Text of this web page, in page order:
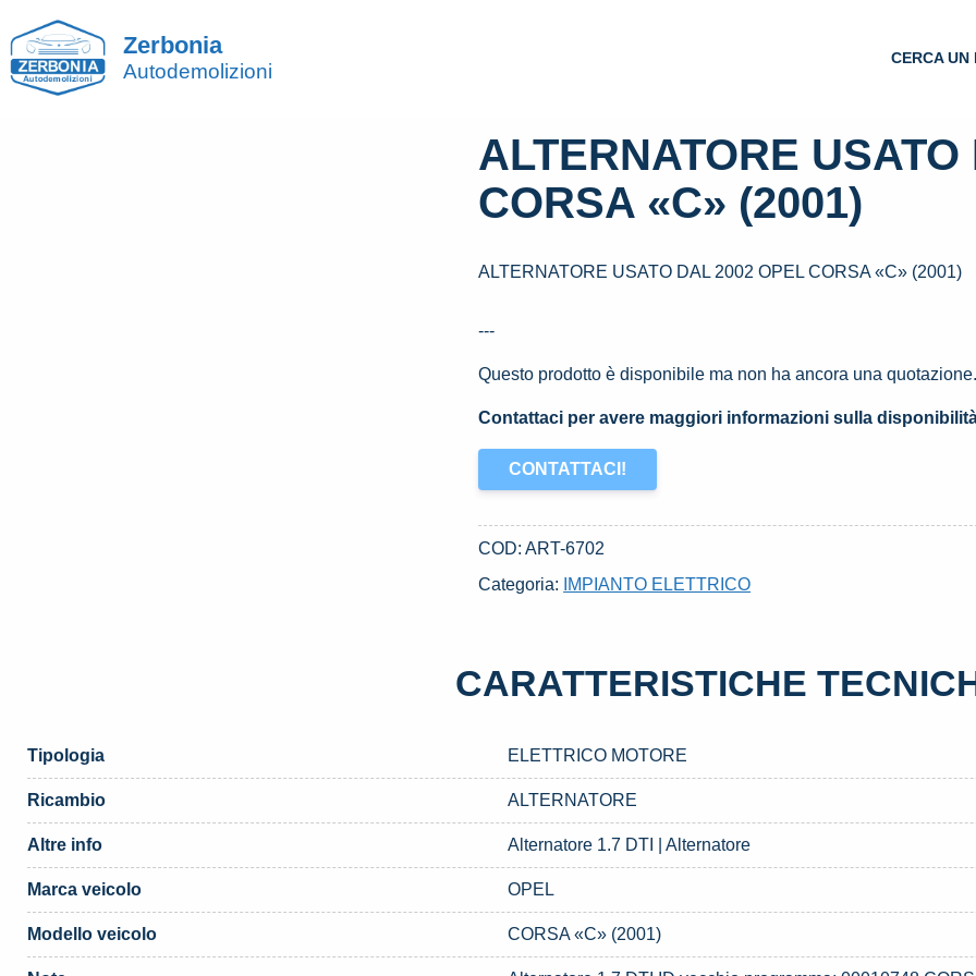
Zerbonia
Autodemolizioni
CERCA UN
ALTERNATORE
CORSA «C» (2001)
ALTERNATORE USATO DAL 2002 OPEL CORSA «C» (2001)
---
Questo prodotto è disponibile ma non ha ancora una
Contattaci per avere maggiori informazioni sulla
CONTATTACI!
COD:ART-6702
Categoria:
IMPIANTO ELETTRICO
CARATTERISTICHE
Tipologia ELETTRICO MOTORE
Ricambio ALTERNATORE
Altre info Alternatore 1.7 DTI | Alternatore
Marca veicolo OPEL
Modello veicolo CORSA «C» (2001)